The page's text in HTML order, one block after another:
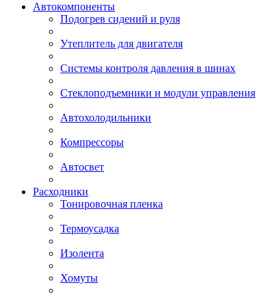
Автокомпоненты
Подогрев сидений и руля
Утеплитель для двигателя
Системы контроля давления в шинах
Стеклоподъемники и модули управления
Автохолодильники
Компрессоры
Автосвет
Расходники
Тонировочная пленка
Термоусадка
Изолента
Хомуты